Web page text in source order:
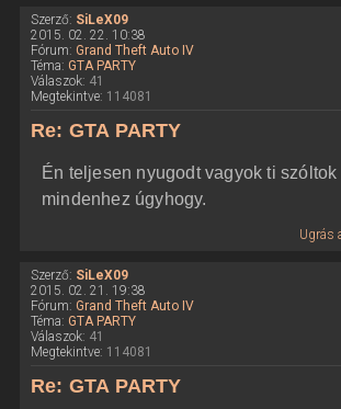
Szerző: SiLeX09
2015. 02. 22. 10:38
Fórum: Grand Theft Auto IV
Téma: GTA PARTY
Válaszok: 41
Megtekintve: 114081
Re: GTA PARTY
Én teljesen nyugodt vagyok ti szóltok
mindenhez úgyhogy.
Ugrás
Szerző: SiLeX09
2015. 02. 21. 19:38
Fórum: Grand Theft Auto IV
Téma: GTA PARTY
Válaszok: 41
Megtekintve: 114081
Re: GTA PARTY